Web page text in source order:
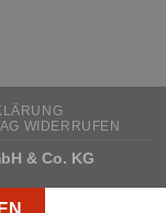
WIDERRUFEN
& Co. KG